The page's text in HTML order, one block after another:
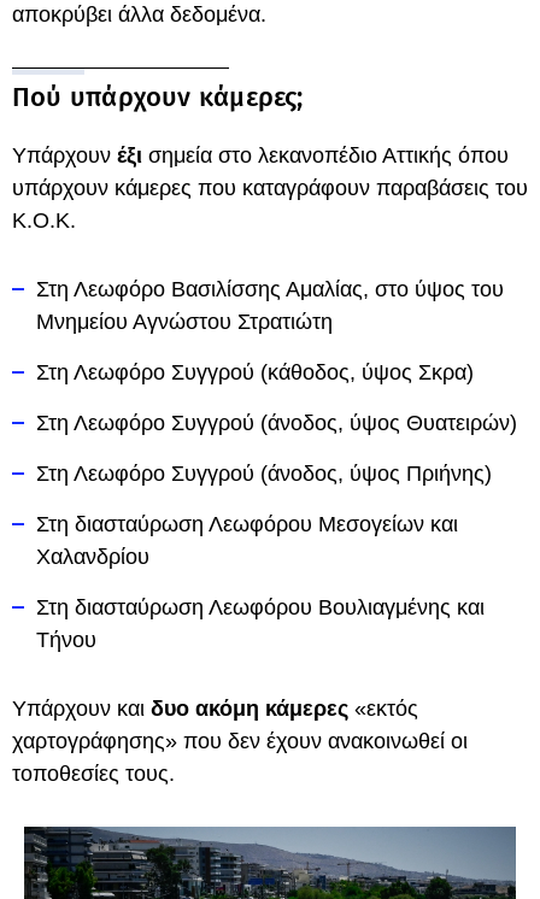
αποκρύβει άλλα δεδομένα.
Πού υπάρχουν κάμερες;
Υπάρχουν έξι σημεία στο λεκανοπέδιο Αττικής όπου
υπάρχουν κάμερες που καταγράφουν παραβάσεις του
Κ.Ο.Κ.
Στη Λεωφόρο Βασιλίσσης Αμαλίας, στο ύψος του
Μνημείου Αγνώστου Στρατιώτη
Στη Λεωφόρο Συγγρού (κάθοδος, ύψος Σκρα)
Στη Λεωφόρο Συγγρού (άνοδος, ύψος Θυατειρών)
Στη Λεωφόρο Συγγρού (άνοδος, ύψος Πριήνης)
Στη διασταύρωση Λεωφόρου Μεσογείων και
Χαλανδρίου
Στη διασταύρωση Λεωφόρου Βουλιαγμένης και
Τήνου
Υπάρχουν και δυο ακόμη κάμερες «εκτός
χαρτογράφησης» που δεν έχουν ανακοινωθεί οι
τοποθεσίες τους.